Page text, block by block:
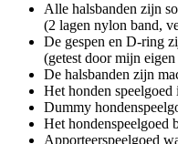
Alle halsbanden zijn
(2 lagen nylon band,
De gespen en D-ring
(getest door mijn
De halsbanden zijn
Het honden speelgoed
Dummy
Het hondenspeelgoed
Apporteerspeelgoed